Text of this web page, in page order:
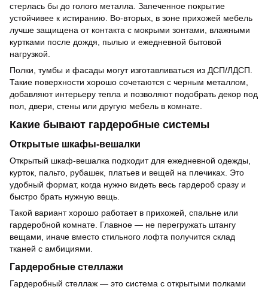
стерлась бы до голого металла. Запеченное покрытие
устойчивее к истиранию. Во-вторых, в зоне прихожей мебель
лучше защищена от контакта с мокрыми зонтами, влажными
куртками после дождя, пылью и ежедневной бытовой
нагрузкой.
Полки, тумбы и фасады могут изготавливаться из ДСП/ЛДСП.
Такие поверхности хорошо сочетаются с черным металлом,
добавляют интерьеру тепла и позволяют подобрать декор под
пол, двери, стены или другую мебель в комнате.
Какие бывают гардеробные системы
Открытые шкафы-вешалки
Открытый шкаф-вешалка подходит для ежедневной одежды,
курток, пальто, рубашек, платьев и вещей на плечиках. Это
удобный формат, когда нужно видеть весь гардероб сразу и
быстро брать нужную вещь.
Такой вариант хорошо работает в прихожей, спальне или
гардеробной комнате. Главное — не перегружать штангу
вещами, иначе вместо стильного лофта получится склад
тканей с амбициями.
Гардеробные стеллажи
Гардеробный стеллаж — это система с открытыми полками